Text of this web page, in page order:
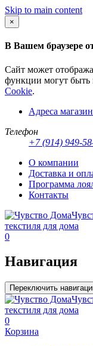
Skip to main content
×
В Вашем браузере
Сайт может
функции могут быть
Cookie.
Адреса
Телефон
+7 (914) 949-
О компании
Доставка и
Программа
Контакты
текстиля для дома
0
Навигация
Переключить
текстиля для дома
0
Корзина